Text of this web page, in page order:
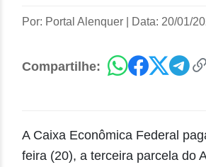
Por: Portal Alenquer Data: 20/01/
Compartilhe:
A Caixa Econômica Federal
feira (20), a terceira parcela do